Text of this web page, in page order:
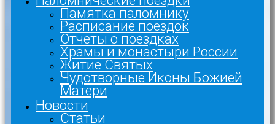
Памятка паломнику
Расписание поездок
Отчеты о поездках
Храмы и монастыри России
Житие Святых
Чудотворные Иконы Божией
Матери
Новости
Статьи